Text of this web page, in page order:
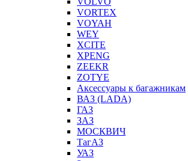
VORTEX
VOYAH
WEY
XCITE
XPENG
ZEEKR
ZOTYE
Аксессуары к багажникам
ВАЗ (LADA)
ГАЗ
ЗАЗ
МОСКВИЧ
ТагАЗ
УАЗ